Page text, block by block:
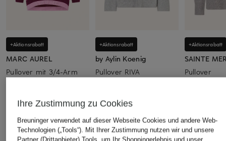
+Aktionsrabatt
MARC AUREL
Pullover mit 3/4-Arm
Bestpreis: 55,24 €
Ursprünglich:129,95 €
+Aktionsrabatt
by Aylin Koenig
Pullover RIVA
Bestpreis:144,49 €
Ursprünglich:
+Aktionsrabatt
SAINTE
Pullover
Ihre Zustimmung zu Cookies
Breuninger verwendet auf dieser Webseite Cookies und andere Web-
Technologien („Tools“). Mit Ihrer Zustimmung nutzen wir und unsere
Partner (Drittanbieter) Tools, um Ihr Shoppingerlebnis und unser